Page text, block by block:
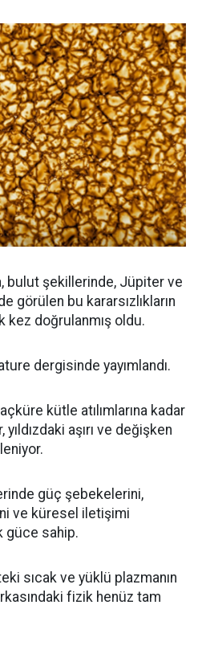
bulut şekillerinde, Jüpiter ve
görülen bu kararsızlıkların
kez doğrulanmış oldu.
dergisinde yayımlandı.
kütle atılımlarına kadar
aşırı ve değişken
güç şebekelerini,
ve küresel iletişimi
güce sahip.
sıcak ve yüklü plazmanın
fizik henüz tam